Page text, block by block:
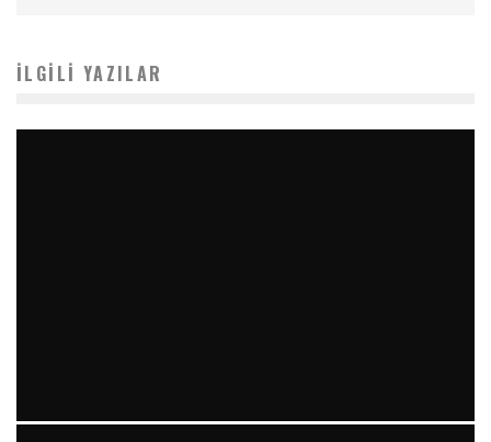
İLGILI YAZILAR